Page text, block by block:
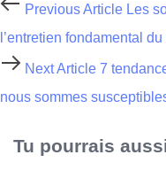
Previous Article Les
l’entretien fondamental
Next Article 7
nous sommes
Tu pourrais